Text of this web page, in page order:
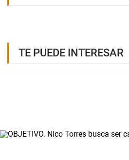
TE PUEDE INTERESAR